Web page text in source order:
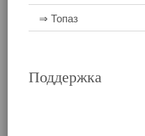
⇒ Топаз
Поддержка